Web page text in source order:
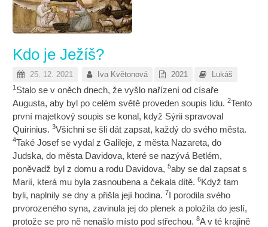
Kdo je Ježíš?
25. 12. 2021 Iva Květonová 2021 Lukáš
1 Stalo se v oněch dnech, že vyšlo nařízení od císaře
Augusta, aby byl po celém světě proveden soupis lidu.2Tento
první majetkový soupis se konal, když Sýrii spravoval
Quirinius.3Všichni se šli dát zapsat, každý do svého města.
4Také Josef se vydal z Galileje, z města Nazareta, do
Judska, do města Davidova, které se nazývá Betlém,
poněvadž byl z domu a rodu Davidova,5aby se dal zapsat s
Marií, která mu byla zasnoubena a čekala dítě.6Když tam
byli, naplnily se dny a přišla její hodina. 7I porodila svého
prvorozeného syna, zavinula jej do plenek a položila do jeslí,
protože se pro ně nenašlo místo pod střechou.8A v té krajině